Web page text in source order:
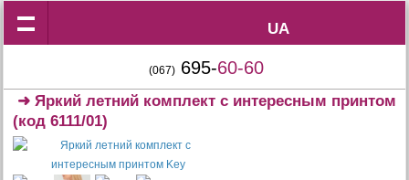
UA
UA
(067) 695-60-60
➜Яркий летний комплект с интересным принтом
(код 6111/01)